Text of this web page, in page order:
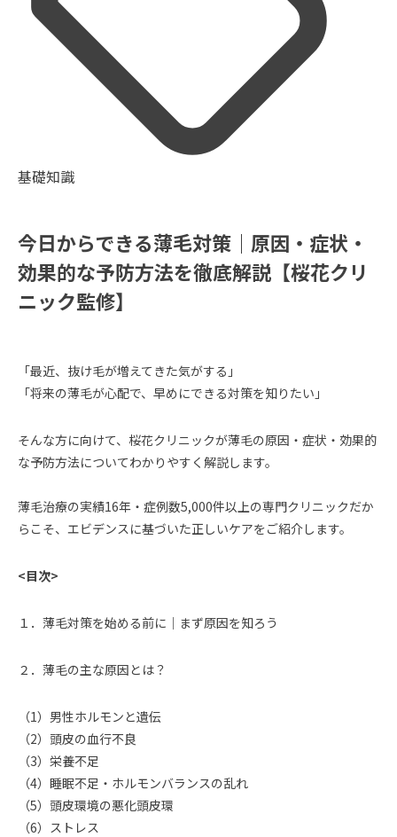
基礎知識
今日からできる薄毛対策｜原因・症状・
効果的な予防方法を徹底解説【桜花クリ
ニック監修】
「最近、抜け毛が増えてきた気がする」
「将来の薄毛が心配で、早めにできる対策を知りたい」
そんな方に向けて、桜花クリニックが薄毛の原因・症状・効果的
な予防方法についてわかりやすく解説します。
薄毛治療の実績16年・症例数5,000件以上の専門クリニックだか
らこそ、エビデンスに基づいた正しいケアをご紹介します。
<目次>
１．薄毛対策を始める前に｜まず原因を知ろう
２．薄毛の主な原因とは？
（1）男性ホルモンと遺伝
（2）頭皮の血行不良
（3）栄養不足
（4）睡眠不足・ホルモンバランスの乱れ
（5）頭皮環境の悪化頭皮環
（6）ストレス